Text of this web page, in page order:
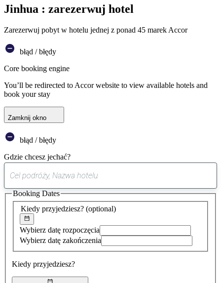
Jinhua : zarezerwuj hotel
Zarezerwuj pobyt w hotelu jednej z ponad 45 marek Accor
błąd / błędy
Core booking engine
You’ll be redirected to Accor website to view available hotels and
book your stay
Zamknij okno
błąd / błędy
Gdzie chcesz jechać?
sugestia
została
znaleziona
Kiedy przyjedziesz? (optional)
Wybierz datę rozpoczęcia
Wybierz datę zakończenia
Kiedy przyjedziesz?
Booking Dates